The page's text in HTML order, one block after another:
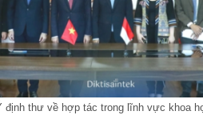
định thư về hợp tác trong lĩnh vực khoa